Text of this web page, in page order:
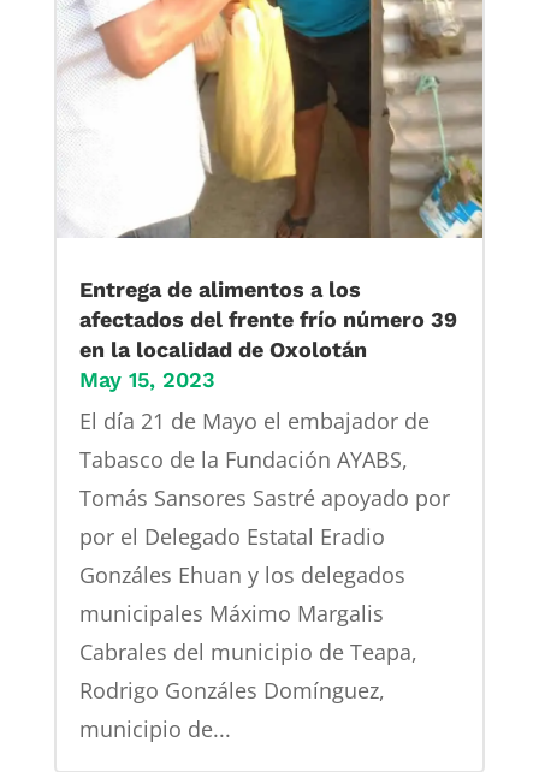
Entrega de alimentos a los
afectados del frente frío número 39
en la localidad de Oxolotán
May 15, 2023
El día 21 de Mayo el embajador de
Tabasco de la Fundación AYABS,
Tomás Sansores Sastré apoyado por
por el Delegado Estatal Eradio
Gonzáles Ehuan y los delegados
municipales Máximo Margalis
Cabrales del municipio de Teapa,
Rodrigo Gonzáles Domínguez,
municipio de...